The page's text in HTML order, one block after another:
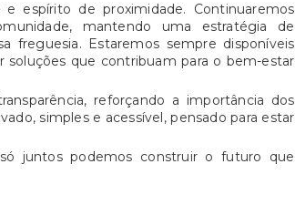
espírito de proximidade. Continuaremos
mantendo uma estratégia de
freguesia. Estaremos sempre disponíveis
soluções que contribuam para o bem-estar
reforçando a importância dos
simples e acessível, pensado para estar
juntos podemos construir o futuro que